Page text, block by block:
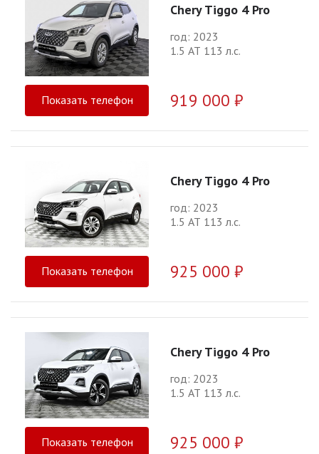
Chery Tiggo 4 Pro
год: 2023
1.5 АТ 113 л.с.
Показать телефон 919 000 ₽
Chery Tiggo 4 Pro
год: 2023
1.5 АТ 113 л.с.
Показать телефон 925 000 ₽
Chery Tiggo 4 Pro
год: 2023
1.5 АТ 113 л.с.
Показать телефон 925 000 ₽